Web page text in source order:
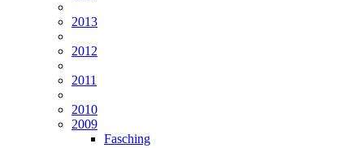
2013
2012
2011
2010
2009
Fasching